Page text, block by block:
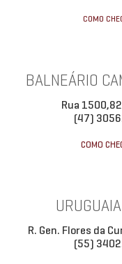
COMO
BALNEÁRIO
Rua
(47)
COMO
R. Gen. Flores da
(55)